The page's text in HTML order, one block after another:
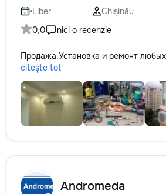
Liber
Chișinău
0,0
nici o recenzie
Продажа.Установка и ремонт
citește tot
Andromeda